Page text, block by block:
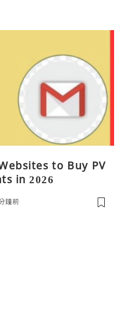
to Buy PV
in 2026
鐘前